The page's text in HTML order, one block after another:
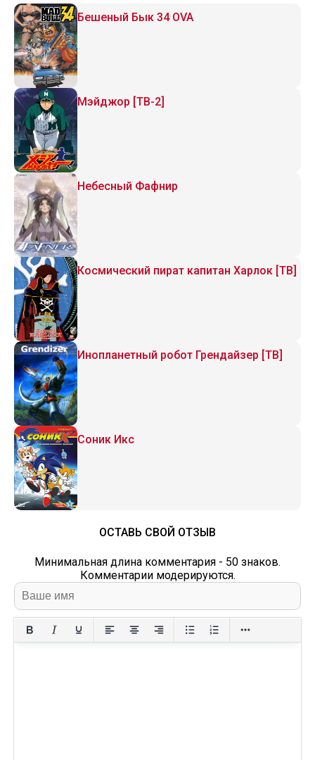
Бешеный Бык 34 OVA
Мэйджор [ТВ-2]
Небесный Фафнир
Космический пират капитан Харлок [ТВ]
Инопланетный робот Грендайзер [ТВ]
Соник Икс
ОСТАВЬ СВОЙ ОТЗЫВ
Минимальная длина комментария - 50 знаков.
Комментарии модерируются.